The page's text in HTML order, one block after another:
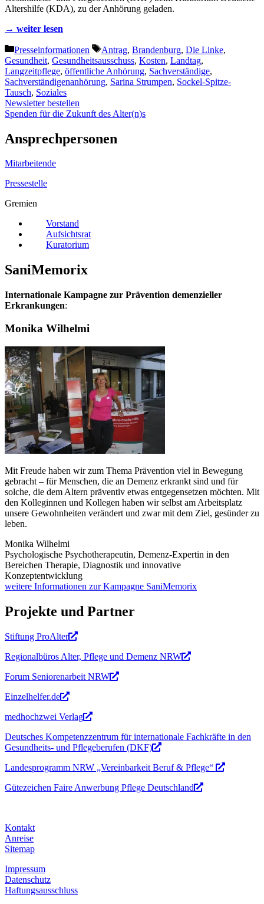
Altershilfe (KDA), zu der Anhörung geladen.
→ weiter lesen
Kategorien
Presseinformationen Schlagwörter
Antrag, Brandenburg, Die Linke,
Gesundheit, Gesundheitsausschuss, Kosten, Landtag,
Langzeitpflege, öffentliche Anhörung, Sachverständige,
Sachverständigenanhörung, Sarina Strumpen, Sockel-Spitze-
Tausch, Soziales
Newsletter bestellen
Spenden für die Zukunft des Alter(n)s
Ansprechpersonen
Mitarbeitende
Pressestelle
Gremien
Vorstand
Aufsichtsrat
Kuratorium
SaniMemorix
Internationale Kampagne zur Prävention demenzieller
Erkrankungen:
Monika Wilhelmi
Mit Freude haben wir zum Thema Prävention viel in Bewegung
gebracht – für Menschen, die an Demenz erkrankt sind und für
solche, die dem Altern präventiv etwas entgegensetzen möchten. Mit
den Kolleginnen und Kollegen haben wir selbst am Arbeitsplatz
unsere Gewohnheiten verändert und zwar mit dem Ziel, gesünder zu
leben.
Monika Wilhelmi
Psychologische Psychotherapeutin, Demenz-Expertin in den
Bereichen Therapie, Diagnostik und innovative
Konzeptentwicklung
weitere Informationen zur Kampagne SaniMemorix
Projekte und Partner
Stiftung ProAlter
Regionalbüros Alter, Pflege und Demenz NRW
Forum Seniorenarbeit NRW
Einzelhelfer.de
medhochzwei Verlag
Deutsches Kompetenzzentrum für internationale Fachkräfte in den
Gesundheits- und Pflegeberufen (DKF)
Landesprogramm NRW „Vereinbarkeit Beruf & Pflege“
Gütezeichen Faire Anwerbung Pflege Deutschland
Kontakt
Anreise
Sitemap
Impressum
Datenschutz
Haftungsausschluss